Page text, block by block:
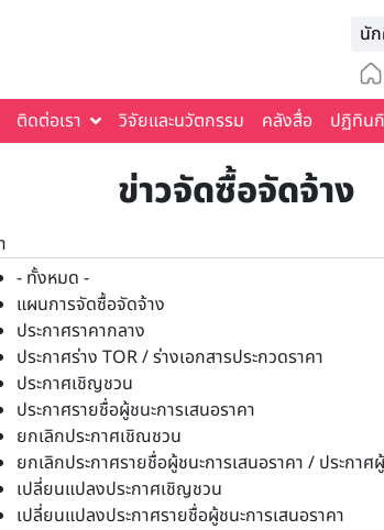
นั
ติดต่อเรา วิจัยและนวัตกรรม คลังสื่อ ปฏิทิน
ข่าวจัดซื้อจัดจ้าง
- ทั้งหมด -
แผนการจัดซื้อจัดจ้าง
ประกาศราคากลาง
ประกาศร่าง TOR / ร่างเอกสารประกวดราคา
ประกาศเชิญชวน
ประกาศรายชื่อผู้ชนะการเสนอราคา
ยกเลิกประกาศเชิณชวน
ยกเลิกประกาศรายชื่อผู้ชนะการเสนอราคา / ประกาศ
เปลี่ยนแปลงประกาศเชิญชวน
เปลี่ยนแปลงประกาศรายชื่อผู้ชนะการเสนอราคา